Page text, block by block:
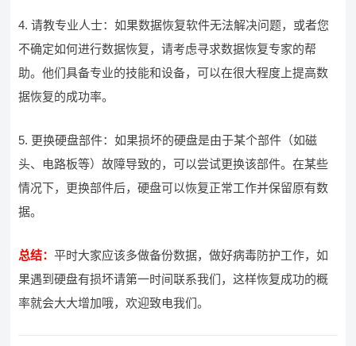
4. 请教专业人士：如果数据恢复软件无法解决问题，或者您
不确定如何进行数据恢复，请考虑寻求数据恢复专家的帮
助。他们具备专业的技能和设备，可以在很大程度上提高数
据恢复的成功率。
5. 更换硬盘部件：如果损坏的硬盘是由于某个部件（如磁
头、电路板等）故障导致的，可以尝试更换该部件。在某些
情况下，更换部件后，硬盘可以恢复正常工作并保留原有数
据。
总结：平时大家应该多做备份数据，做好病毒防护工作，如
果遇到硬盘有损坏请第一时间联系我们，这样恢复成功的概
率就会大大增加哦，欢迎致电我们。